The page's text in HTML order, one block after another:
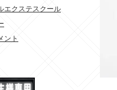
エクステスクール
ント